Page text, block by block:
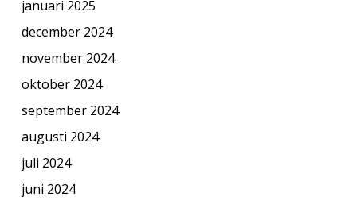
januari 2025
december 2024
november 2024
oktober 2024
september 2024
augusti 2024
juli 2024
juni 2024